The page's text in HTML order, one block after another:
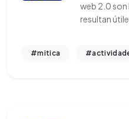
web 2.0 son
resultan
#mitica